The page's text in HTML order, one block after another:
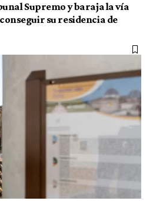
Supremo y baraja la vía
su residencia de